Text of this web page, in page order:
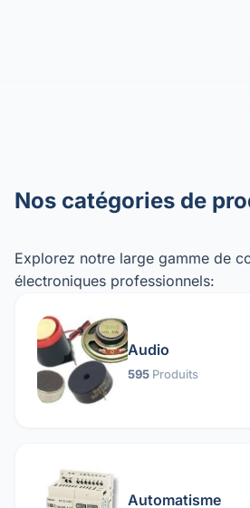
Nos catégories de
Explorez notre large gamme de
électroniques professionnels:
Audio
595 Produits
Automatisme